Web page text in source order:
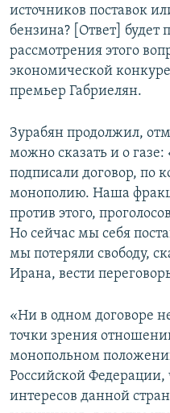
источников поставок
бензина? [Ответ] будет
рассмотрения этого
экономической
премьер Габриелян.
Зурабян продолжил,
можно сказать и о
подписали договор, по
монополию. Наша
против этого,
Но сейчас мы себя
мы потеряли свободу,
Ирана, вести
«Ни в одном договоре
точки зрения
монопольном
Российской Федерации,
интересов данной